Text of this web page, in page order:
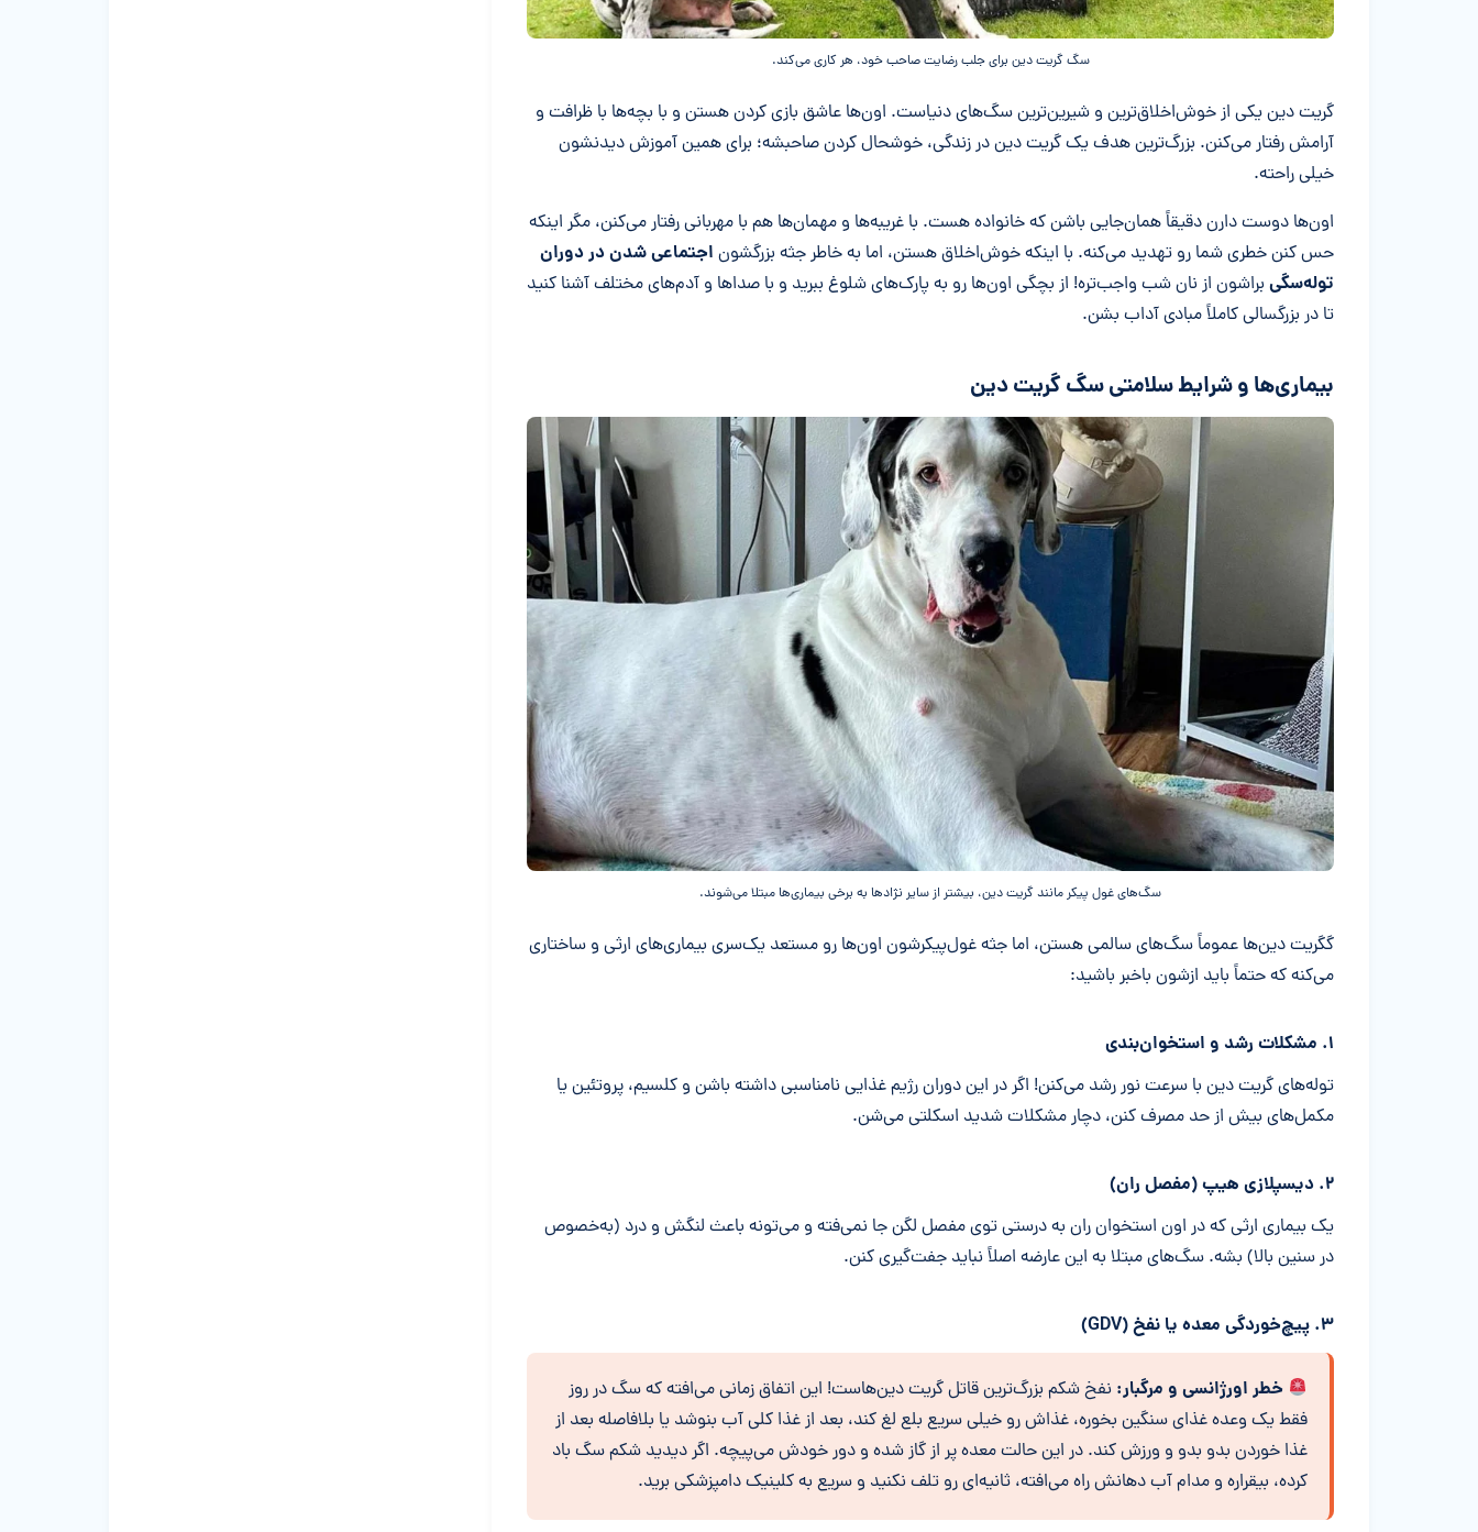
سگ گریت دین برای جلب رضایت صاحب خود، هر کاری می‌کند.
گریت دین یکی از خوش‌اخلاق‌ترین و شیرین‌ترین سگ‌های دنیاست. اون‌ها عاشق بازی کردن هستن و با بچه‌ها با ظرافت و
آرامش رفتار می‌کنن. بزرگ‌ترین هدف یک گریت دین در زندگی، خوشحال کردن صاحبشه؛ برای همین آموزش دیدنشون
خیلی راحته.
اون‌ها دوست دارن دقیقاً همان‌جایی باشن که خانواده هست. با غریبه‌ها و مهمان‌ها هم با مهربانی رفتار می‌کنن، مگر اینکه
حس کنن خطری شما رو تهدید می‌کنه. با اینکه خوش‌اخلاق هستن، اما به خاطر جثه بزرگشون اجتماعی شدن در دوران
توله‌سگی براشون از نان شب واجب‌تره! از بچگی اون‌ها رو به پارک‌های شلوغ ببرید و با صداها و آدم‌های مختلف آشنا کنید
تا در بزرگسالی کاملاً مبادی آداب بشن.
بیماری‌ها و شرایط سلامتی سگ گریت دین
سگ‌های غول پیکر مانند گریت دین، بیشتر از سایر نژادها به برخی بیماری‌ها مبتلا می‌شوند.
گگریت دین‌ها عموماً سگ‌های سالمی هستن، اما جثه غول‌پیکرشون اون‌ها رو مستعد یک‌سری بیماری‌های ارثی و ساختاری
می‌کنه که حتماً باید ازشون باخبر باشید:
۱. مشکلات رشد و استخوان‌بندی
توله‌های گریت دین با سرعت نور رشد می‌کنن! اگر در این دوران رژیم غذایی نامناسبی داشته باشن و کلسیم، پروتئین یا
مکمل‌های بیش از حد مصرف کنن، دچار مشکلات شدید اسکلتی می‌شن.
۲. دیسپلازی هیپ (مفصل ران)
یک بیماری ارثی که در اون استخوان ران به درستی توی مفصل لگن جا نمی‌فته و می‌تونه باعث لنگش و درد (به‌خصوص
در سنین بالا) بشه. سگ‌های مبتلا به این عارضه اصلاً نباید جفت‌گیری کنن.
۳. پیچ‌خوردگی معده یا نفخ (GDV)
خطر اورژانسی و مرگبار: نفخ شکم بزرگ‌ترین قاتل گریت دین‌هاست! این اتفاق زمانی می‌افته که سگ در روز
فقط یک وعده غذای سنگین بخوره، غذاش رو خیلی سریع بلع لغ کند، بعد از غذا کلی آب بنوشد یا بلافاصله بعد از
غذا خوردن بدو بدو و ورزش کند. در این حالت معده پر از گاز شده و دور خودش می‌پیچه. اگر دیدید شکم سگ باد
کرده، بیقراره و مدام آب دهانش راه می‌افته، ثانیه‌ای رو تلف نکنید و سریع به کلینیک دامپزشکی برید.